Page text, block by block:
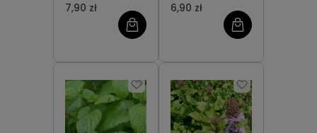
7,90 zł
6,90 zł